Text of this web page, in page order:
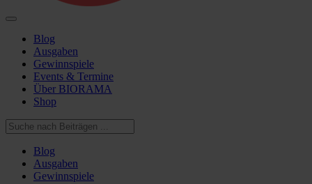
Blog
Ausgaben
Gewinnspiele
Events & Termine
Über BIORAMA
Shop
Blog
Ausgaben
Gewinnspiele